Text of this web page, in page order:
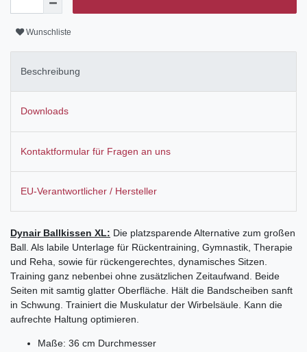
Wunschliste
Beschreibung
Downloads
Kontaktformular für Fragen an uns
EU-Verantwortlicher / Hersteller
Dynair Ballkissen XL: Die platzsparende Alternative zum großen
Ball. Als labile Unterlage für Rückentraining, Gymnastik, Therapie
und Reha, sowie für rückengerechtes, dynamisches Sitzen.
Training ganz nebenbei ohne zusätzlichen Zeitaufwand. Beide
Seiten mit samtig glatter Oberfläche. Hält die Bandscheiben sanft
in Schwung. Trainiert die Muskulatur der Wirbelsäule. Kann die
aufrechte Haltung optimieren.
Maße: 36 cm Durchmesser